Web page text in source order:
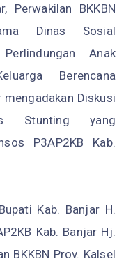
Perwakilan BKKBN
Dinas Sosial
Anak
Berencana
mengadakan Diskusi
Stunting yang
P3AP2KB Kab.
Kab. Banjar H.
Kab. Banjar Hj.
BKKBN Prov. Kalsel